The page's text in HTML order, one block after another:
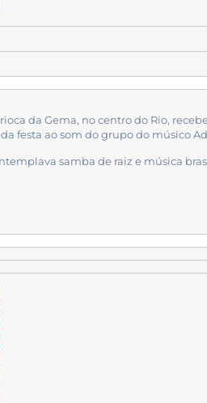
da Gema, no centro do Rio,
festa ao som do grupo do músico
samba de raiz e música